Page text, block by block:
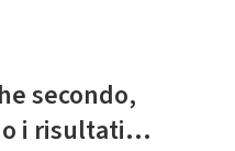
secondo,
i risultati...